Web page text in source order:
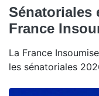
Sénatoriales
France
La France
les sénatoriales